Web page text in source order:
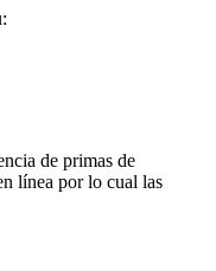
de primas de
línea por lo cual las